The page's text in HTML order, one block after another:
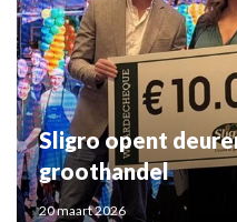
Sligro opent
groothandel
20 maart 2026